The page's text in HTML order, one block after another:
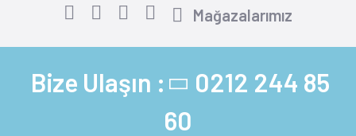
Mağazalarımız
Bize Ulaşın : 0212 244 85
60